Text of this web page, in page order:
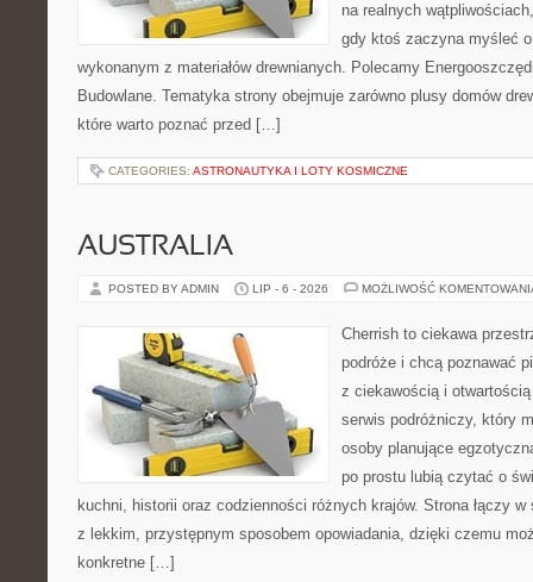
na realnych
gdy ktoś zaczyna myśleć o
wykonanym z materiałów drewnianych. Polecamy
Budowlane. Tematyka strony obejmuje zarówno plusy domów
które warto poznać przed […]
CATEGORIES: ASTRONAUTYKA I LOTY KOSMICZNE
AUSTRALIA
POSTED BY ADMIN LIP - 6 - 2026 MOŻLIWOŚĆ
Cherrish to ciekawa
podróże i chcą poznawać
z ciekawością i
serwis podróżniczy, który
osoby planujące
po prostu lubią czytać o
kuchni, historii oraz codzienności różnych krajów. Strona łączy
z lekkim, przystępnym sposobem opowiadania, dzięki czemu
konkretne […]